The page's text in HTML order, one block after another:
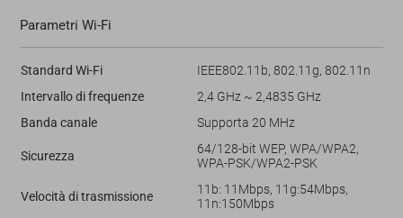
Parametri Wi-Fi
Standard Wi-Fi
IEEE802.11b, 802.11g, 802.11n
Intervallo di frequenze
2,4 GHz ~ 2,4835 GHz
Banda canale
Supporta 20 MHz
Sicurezza
64/128-bit WEP, WPA/WPA2,
WPA-PSK/WPA2-PSK
Velocità di trasmissione
11b: 11Mbps, 11g:54Mbps,
11n:150Mbps